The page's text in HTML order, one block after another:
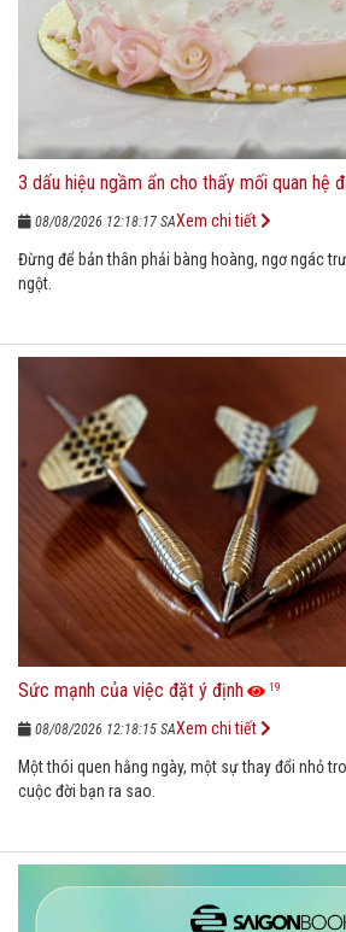
3 dấu hiệu ngầm ẩn cho thấy mối quan hệ
08/08/2026 12:18:17 SA
Đừng để bản thân phải bàng hoàng, ngơ ngác
ngột.
Xem chi tiết
Sức mạnh của việc đặt ý định 19
08/08/2026 12:18:15 SA
Một thói quen hằng ngày, một sự thay đổi nhỏ
cuộc đời bạn ra sao.
Xem chi tiết